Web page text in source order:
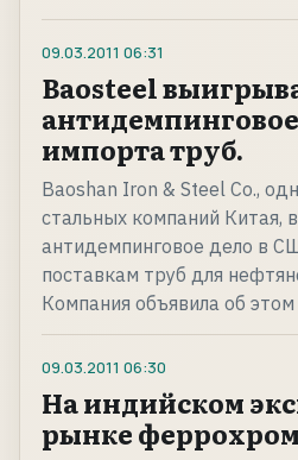
09.03.2011 06:31
Baosteel
импорта труб.
Baoshan Iron & Steel Co.,
стальных компаний Китая,
антидемпинговое дело в
поставкам труб для
Компания объявила об
09.03.2011 06:30
На индийском
рынке